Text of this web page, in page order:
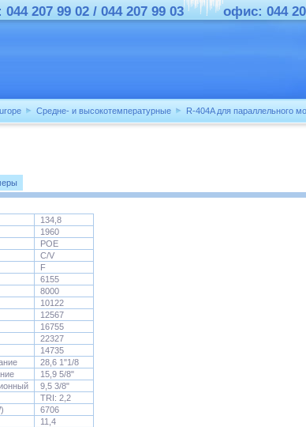
207 99 02 / 044 207 99 03 офис: 044
Средне- и высокотемпературные R-404A для параллельного
134,8
1960
POE
C/V
F
6155
8000
10122
12567
16755
22327
14735
28,6 1"1/8
15,9 5/8"
9,5 3/8"
TRI: 2,2
6706
11,4